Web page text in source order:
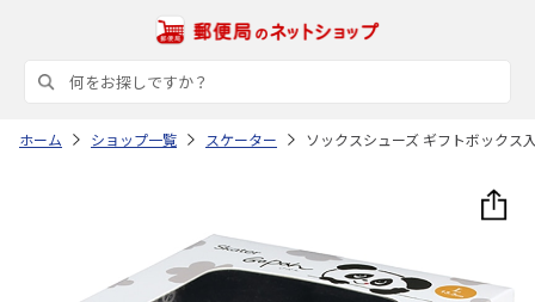
ホーム ショップ一覧 スケーター ソックスシューズ ギフトボックス